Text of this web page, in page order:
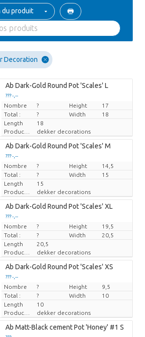
du produit
Decoration
Ab Dark-Gold Round Pot 'Scales' L
??? -,--
Prix par pièce
Nombre ? Height
17
Total :
? Width
18
Length
18
Producteur
dekker decorations
Ab Dark-Gold Round Pot 'Scales' M
??? -,--
Prix par pièce
Nombre ? Height
14,5
Total :
? Width
15
Length
15
Producteur
dekker decorations
Ab Dark-Gold Round Pot 'Scales' XL
??? -,--
Prix par pièce
Nombre ? Height
19,5
Total :
? Width
20,5
Length
20,5
Producteur
dekker decorations
Ab Dark-Gold Round Pot 'Scales' XS
??? -,--
Prix par pièce
Nombre ? Height
9,5
Total :
? Width
10
Length
10
Producteur
dekker decorations
Ab Matt-Black cement Pot 'Honey' #1 S